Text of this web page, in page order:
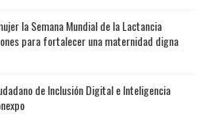
la Semana Mundial de la Lactancia
para fortalecer una maternidad digna
de Inclusión Digital e Inteligencia